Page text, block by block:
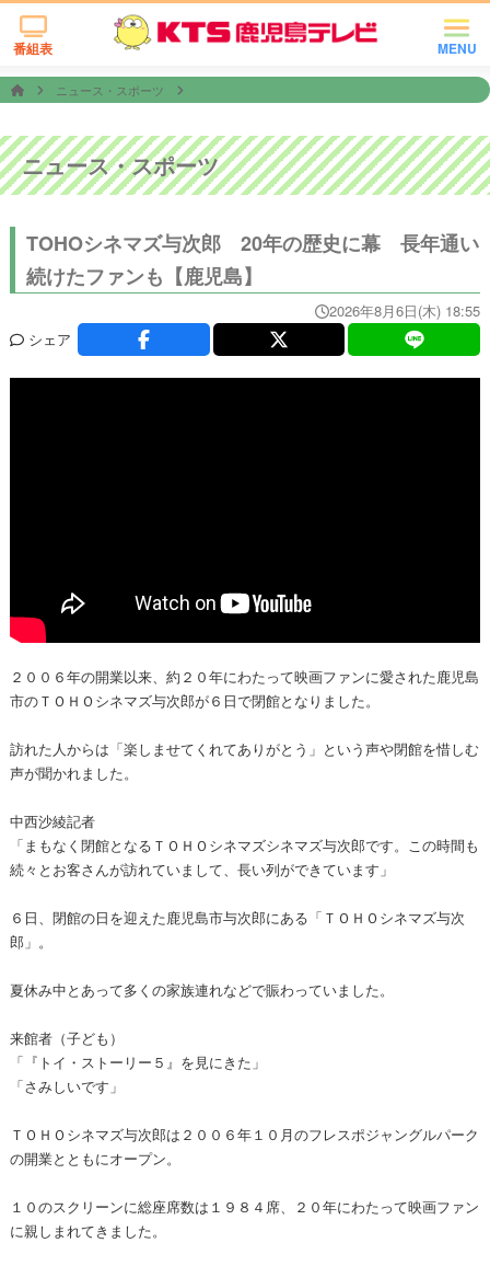
MENU
番組表
ニュース・スポーツ
ニュース・スポーツ
TOHOシネマズ与次郎 20年の歴史に幕 長年通い
続けたファンも【鹿児島】
2026年8月6日(木) 18:55
シェア
２００６年の開業以来、約２０年にわたって映画ファンに愛された鹿児島
市のＴＯＨＯシネマズ与次郎が６日で閉館となりました。
訪れた人からは「楽しませてくれてありがとう」という声や閉館を惜しむ
声が聞かれました。
中西沙綾記者
「まもなく閉館となるＴＯＨＯシネマズシネマズ与次郎です。この時間も
続々とお客さんが訪れていまして、長い列ができています」
６日、閉館の日を迎えた鹿児島市与次郎にある「ＴＯＨＯシネマズ与次
郎」。
夏休み中とあって多くの家族連れなどで賑わっていました。
来館者（子ども）
「『トイ・ストーリー５』を見にきた」
「さみしいです」
ＴＯＨＯシネマズ与次郎は２００６年１０月のフレスポジャングルパーク
の開業とともにオープン。
１０のスクリーンに総座席数は１９８４席、２０年にわたって映画ファン
に親しまれてきました。